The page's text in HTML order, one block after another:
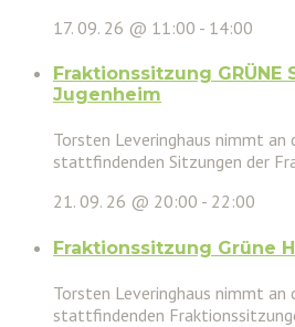
17. 09. 26 @ 11:00 - 14:00
Fraktionssitzung GRÜNE
Jugenheim
Torsten Leveringhaus nimmt an
stattfindenden Sitzungen der
21. 09. 26 @ 20:00 - 22:00
Fraktionssitzung Grüne
Torsten Leveringhaus nimmt an
stattfindenden